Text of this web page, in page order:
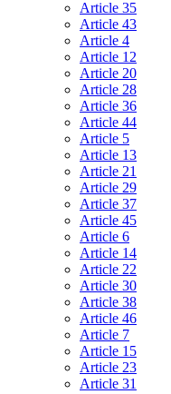
Article 35
Article 43
Article 4
Article 12
Article 20
Article 28
Article 36
Article 44
Article 5
Article 13
Article 21
Article 29
Article 37
Article 45
Article 6
Article 14
Article 22
Article 30
Article 38
Article 46
Article 7
Article 15
Article 23
Article 31